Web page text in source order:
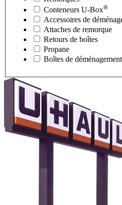
Conteneurs U-Box®
Accessoires de
Attaches de remorque
Retours de boîtes
Propane
Boîtes de